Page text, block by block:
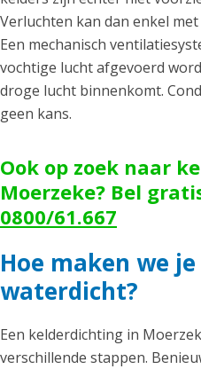
Verluchten kan dan enkel
Een mechanisch
vochtige lucht afgevoerd
droge lucht binnenkomt.
geen kans.
Ook op zoek naar
Moerzeke? Bel
0800/61.667
Hoe maken we
waterdicht?
Een kelderdichting in
verschillende stappen.